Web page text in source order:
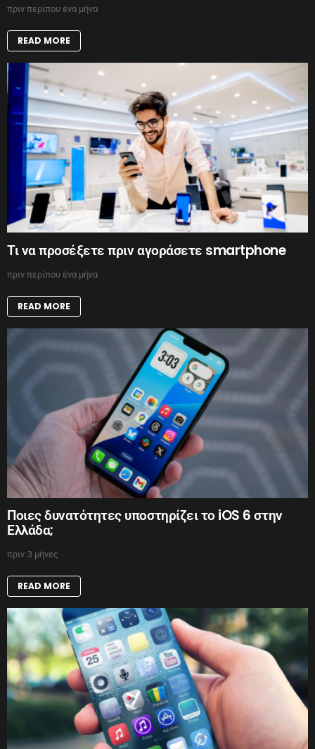
πριν περίπου ένα μήνα
READ MORE
Τι να προσέξετε πριν αγοράσετε smartphone
πριν περίπου ένα μήνα
READ MORE
Ποιες δυνατότητες υποστηρίζει το iOS 6 στην
Ελλάδα;
πριν 3 μήνες
READ MORE